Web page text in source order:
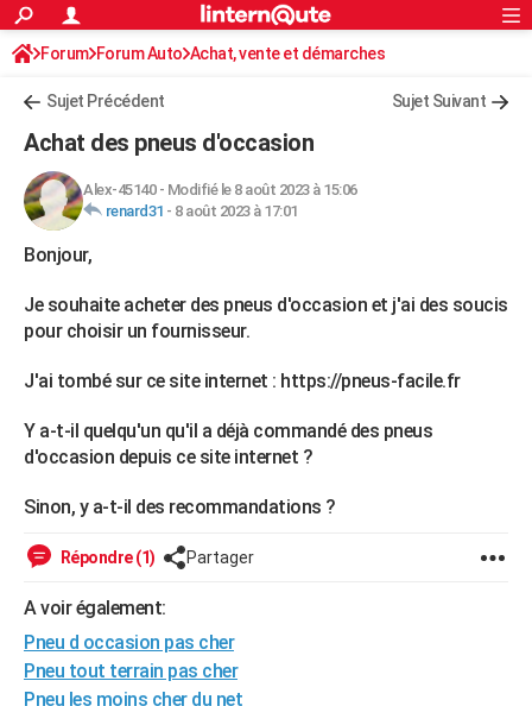
ACTUALITÉS
Politique
Société
Faits Divers
Education
Monde
Villes
+
FINANCE
Retraite
Impôts
Epargne
Immobilier
Risques naturels par ville
Banque
Assurance
Crédit
AUTO
Essais
Réserver un essai
Citadines
Berlines
SUV
Forum auto
+HIGH-TECH
Mobiles
Meilleur smartphone
Internet
Ordinateurs
Jeux vidéo
Guide high-tech
+
Art de vivre
Bien-être
Loisirs
Mode
Modes de vie
SANTE
Alimentation
Guide de la santé
Maladies
Médicaments
Sommeil
VOYAGE
Destinations
City break
Voyage nature
Voyage de noces
Forum
Climat
PHOTO
GUIDES D'ACHAT
BONS PLANS
S'inscrire
Connexion
Forum Forum Auto Achat, vente et démarches
Sujet Précédent Sujet Suivant
Achat des pneus d'occasion
Alex-45140- Modifié le 8 août 2023 à 15:06
renard31 - 8 août 2023 à 17:01
Bonjour,
Je souhaite acheter des pneus d'occasion et j'ai des soucis
pour choisir un fournisseur.
J'ai tombé sur ce site internet : https://pneus-facile.fr
Y a-t-il quelqu'un qu'il a déjà commandé des pneus
d'occasion depuis ce site internet ?
Sinon, y a-t-il des recommandations ?
Répondre (1) Partager
A voir également:
Pneu d occasion pas cher
Pneu tout terrain pas cher
Pneu les moins cher du net